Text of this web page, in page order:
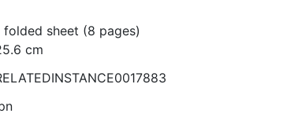
folded sheet (8 pages)
cm